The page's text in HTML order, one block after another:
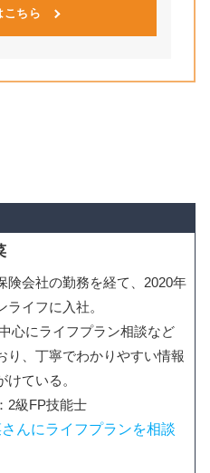
こちら
険会社の勤務を経て、2020年
ライフに入社。
心にライフプラン相談など
り、丁寧でわかりやすい情報
けている。
2級FP技能士
んにライフプランを相談